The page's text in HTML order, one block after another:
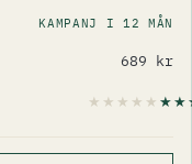
KAMPANJ I 12 MÅN
689 kr